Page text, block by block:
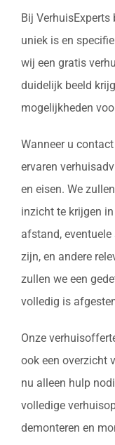
Bij
uniek is en
wij een gratis
duidelijk beeld
mogelijkheden
Wanneer u
ervaren
en eisen. We
inzicht te krijgen
afstand,
zijn, en andere
zullen we een
volledig is
Onze
ook een overzicht
nu alleen hulp
volledige
demonteren en